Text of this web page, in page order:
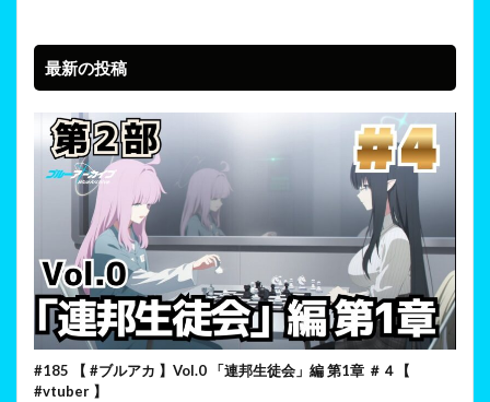
最新の投稿
#185 【 #ブルアカ 】Vol.0 「連邦生徒会」編 第1章 ＃４【
#vtuber 】